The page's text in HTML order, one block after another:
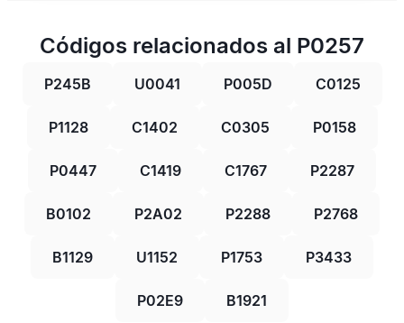
Códigos relacionados al P0257
P245B U0041 P005D C0125
P1128 C1402 C0305 P0158
P0447 C1419 C1767 P2287
B0102 P2A02 P2288 P2768
B1129 U1152 P1753 P3433
P02E9 B1921